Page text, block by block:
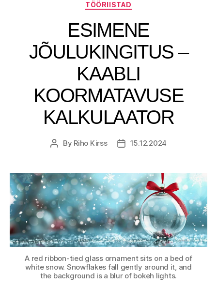
TÖÖRIISTAD
ESIMENE
JÕULUKINGITUS –
KAABLI
KOORMATAVUSE
KALKULAATOR
Post
By Riho Kirss
Post15.12.2024
A red ribbon-tied glass ornament sits on a bed of
white snow. Snowflakes fall gently around it, and
the background is a blur of bokeh lights.